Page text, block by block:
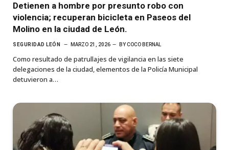
Detienen a hombre por presunto robo con
violencia; recuperan bicicleta en Paseos del
Molino en la ciudad de León.
SEGURIDAD LEÓN MARZO 21, 2026 BYCOCO BERNAL
Como resultado de patrullajes de vigilancia en las siete
delegaciones de la ciudad, elementos de la Policía Municipal
detuvieron a…